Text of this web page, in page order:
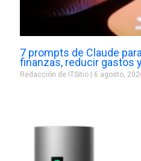
7 prompts de Claude
finanzas, reducir gastos
Redacción de ITSitio 6 agosto,